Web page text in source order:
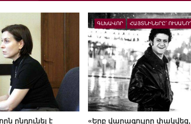
ընդունել է
ԳԼԽԱՎՈՐ ՀԱՅՏՆԻՆԵՐԸ`
«Երբ վարագույրը